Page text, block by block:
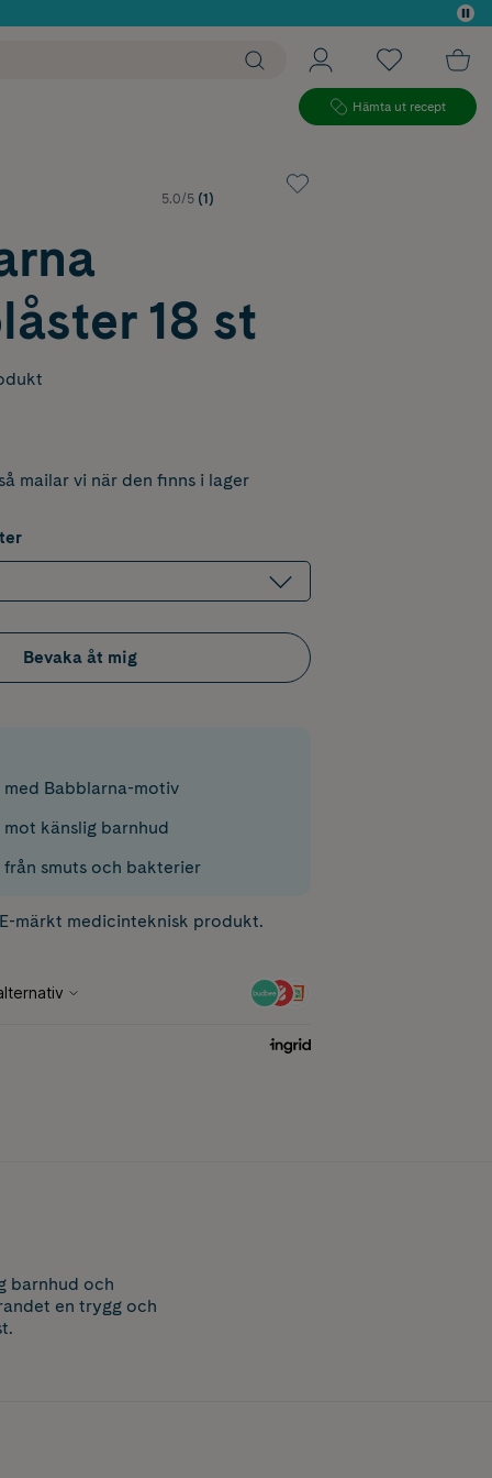
Hämta ut recept
5.0/5 (1)
18 st
mailar vi när den finns i lager
Bevaka åt mig
Babblarna-motiv
mot känslig barnhud
smuts och bakterier
märkt medicinteknisk produkt.
barnhud och
en trygg och